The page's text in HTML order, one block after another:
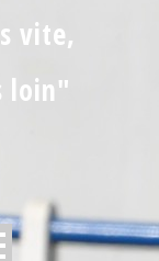
vite,
loin"